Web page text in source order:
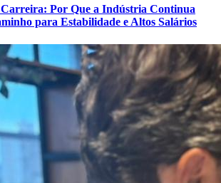
Por Que a Indústria Continua
para Estabilidade e Altos Salários